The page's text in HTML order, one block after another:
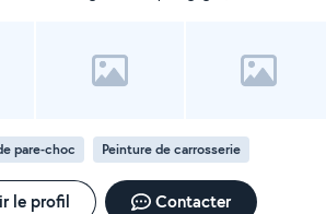
pare-choc Peinture de carrosserie
le profil Contacter